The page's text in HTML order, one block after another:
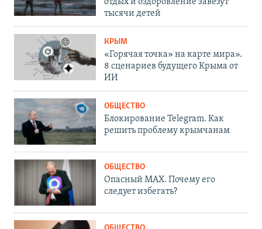
отдых и оздоровление завезут
тысячи детей
КРЫМ
«Горячая точка» на карте мира».
8 сценариев будущего Крыма от
ИИ
ОБЩЕСТВО
Блокирование Telegram. Как
решить проблему крымчанам
ОБЩЕСТВО
Опасный MAX. Почему его
следует избегать?